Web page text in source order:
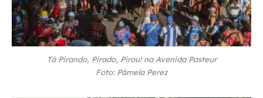
Tá Pirando, Pirado, Pirou! na Avenida Pasteur
Foto: Pâmela Perez